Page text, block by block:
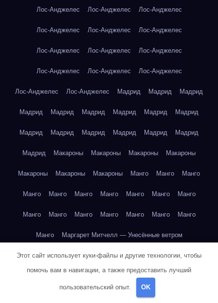
Лос-Анджелес Лос-Анджелес Лос-Анджелес
Лос-Анджелес Лос-Анджелес Лос-Анджелес
Лос-Анджелес Лос-Анджелес Лос-Анджелес
Лос-Анджелес Лос-Анджелес Лос-Анджелес
Лос-Анджелес Лос-Анджелес Мадрид Мадрид Мадрид
Мадрид Мадрид Мадрид Мадрид Мадрид Мадрид
Мадрид Мадрид Мадрид Мадрид Мадрид Мадрид
Мадрид Макароны Макароны Макароны Макароны
Макароны Макароны Макароны Манго Манго Манго
Манго Манго Манго Манго Манго Манго Манго
Манго Манго Манго Манго Манго Манго Манго
Манго Маргарет Митчелл — Унесённые ветром
Марк Твен — Приключения Тома Сойера
Марк Твен — Приключения Тома Сойера
Марк Твен — Приключения Тома Сойера
Этот сайт использует куки-файлы и другие технологии, чтобы
помочь вам в навигации, а также предоставить лучший
пользовательский опыт. OK